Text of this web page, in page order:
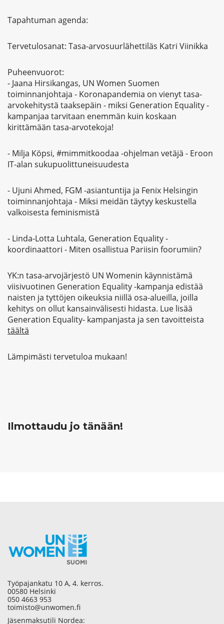
Tapahtuman agenda:
Tervetulosanat: Tasa-arvosuurlähettiläs Katri Viinikka
Puheenvuorot:
- Jaana Hirsikangas, UN Women Suomen
toiminnanjohtaja - Koronapandemia on vienyt tasa-
arvokehitystä taaksepäin - miksi Generation Equality -
kampanjaa tarvitaan enemmän kuin koskaan
kirittämään tasa-arvotekoja!
- Milja Köpsi, #mimmitkoodaa -ohjelman vetäjä - Eroon
IT-alan sukupuolittuneisuudesta
- Ujuni Ahmed, FGM -asiantuntija ja Fenix Helsingin
toiminnanjohtaja - Miksi meidän täytyy keskustella
valkoisesta feminismistä
- Linda-Lotta Luhtala, Generation Equality -
koordinaattori - Miten osallistua Pariisin foorumiin?
YK:n tasa-arvojärjestö UN Womenin käynnistämä
viisivuotinen Generation Equality -kampanja edistää
naisten ja tyttöjen oikeuksia niillä osa-alueilla, joilla
kehitys on ollut kansainvälisesti hidasta. Lue lisää
Generation Equality- kampanjasta ja sen tavoitteista
täältä
Lämpimästi tervetuloa mukaan!
Ilmottaudu jo tänään!
Työpajankatu 10 A, 4. kerros.
00580 Helsinki
050 4663 953
toimisto@unwomen.fi
Jäsenmaksutili Nordea: